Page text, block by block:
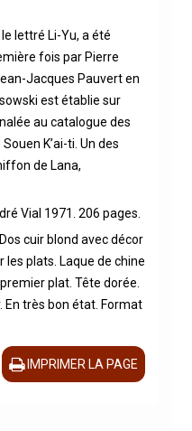
lettré Li-Yu, a été
fois par Pierre
Jacques Pauvert en
est établie sur
au catalogue des
K’ai-ti. Un des
de Lana,
Vial 1971. 206 pages.
cuir blond avec décor
les plats. Laque de chine
plat. Tête dorée.
En très bon état. Format
IMPRIMER LA PAGE